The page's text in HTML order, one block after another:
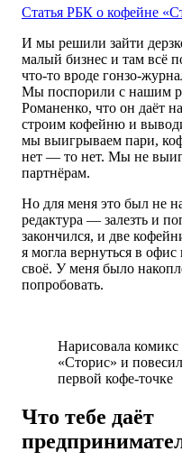
Статья РБК о кофейне
И мы решили зайти
малый бизнес и там всё
что-то вроде гонзо-
Мы поспорили с нашим
Романенко, что он даёт
строим кофейню и
мы выигрываем пари,
нет — то нет. Мы не
партнёрам.
Но для меня это был не
редактура — залезть и
закончился, и две
я могла вернуться в
своё. У меня было
попробовать.
Нарисовала
«Сторис» и
первой кофе-точке
Что тебе даёт